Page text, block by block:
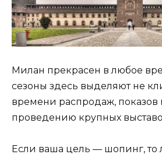
Милан прекрасен в любое
сезоны здесь выделяют не
времени распродаж, показов
проведению крупных
Если ваша цель — шопинг, то